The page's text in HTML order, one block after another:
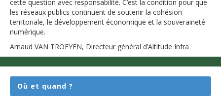
cette question avec responsabilité. C’est la condition pour que
les réseaux publics continuent de soutenir la cohésion
territoriale, le développement économique et la souveraineté
numérique.
Arnaud VAN TROEYEN, Directeur général d’Altitude Infra
Où et quand ?